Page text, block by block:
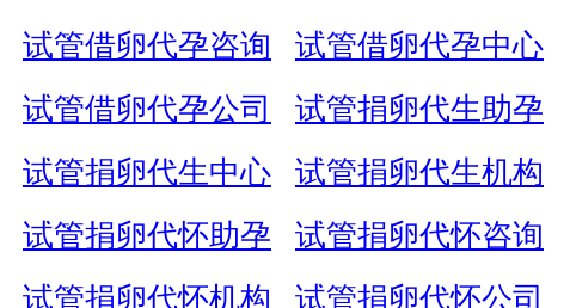
试管借卵代孕咨询
试管借卵代孕中心
试管借卵代孕公司
试管捐卵代生助孕
试管捐卵代生中心
试管捐卵代生机构
试管捐卵代怀助孕
试管捐卵代怀咨询
试管捐卵代怀机构
试管捐卵代怀公司